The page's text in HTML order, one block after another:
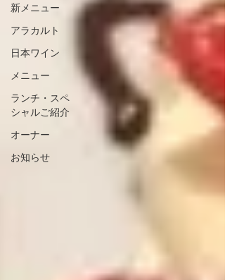
新メニュー
アラカルト
日本ワイン
メニュー
ランチ・スペ
シャルご紹介
オーナー
お知らせ